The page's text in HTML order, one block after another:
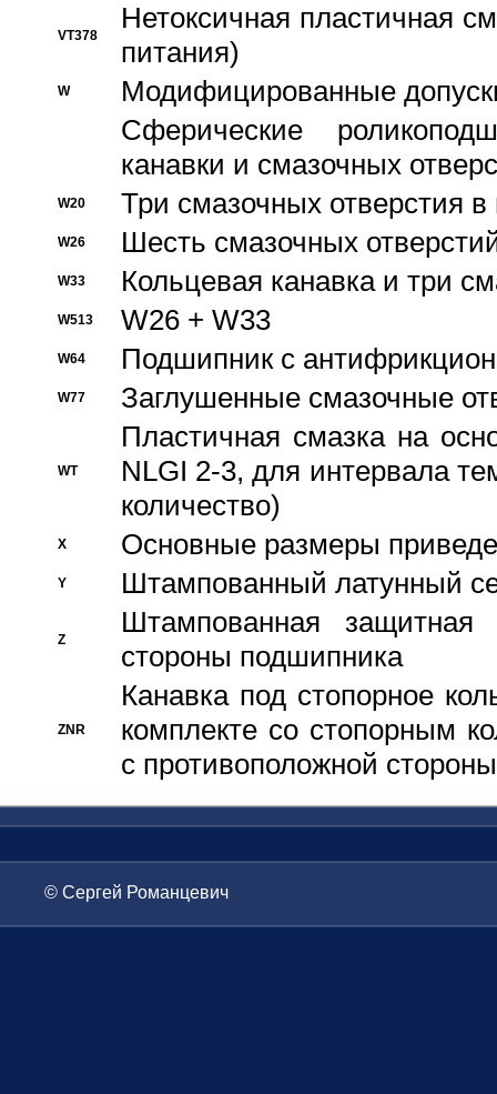
VT378
Нетоксичная пластичная
питания)
W
Модифицированные
Сферические
канавки и смазочных
W20 Три смазочных отверстия
W26 Шесть смазочных
W33 Кольцевая канавка и три
W513 W26 + W33
W64 Подшипник с
W77 Заглушенные смазочные
WT
Пластичная смазка на
NLGI 2-3, для интервала
количество)
X Основные размеры
Y Штампованный латунный
Z
Штампованная
стороны подшипника
ZNR
Канавка под стопорное
комплекте со стопорным
с противоположной стороны
© Сергей Романцевич